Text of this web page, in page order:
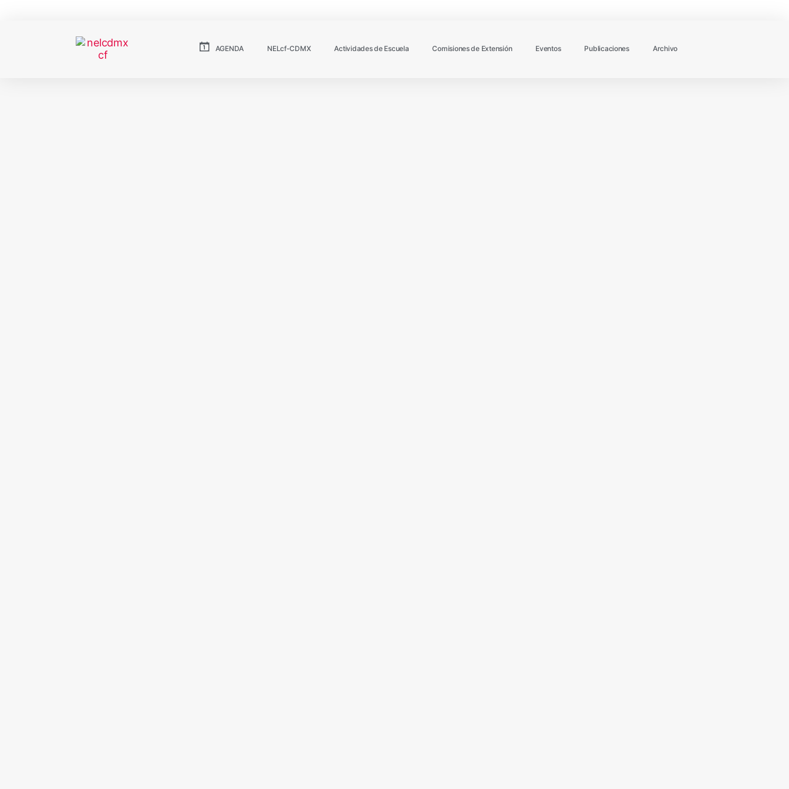
AGENDA NELcf-CDMX Actividades de Escuela Comisiones de Extensión Eventos Publicaciones Archivo